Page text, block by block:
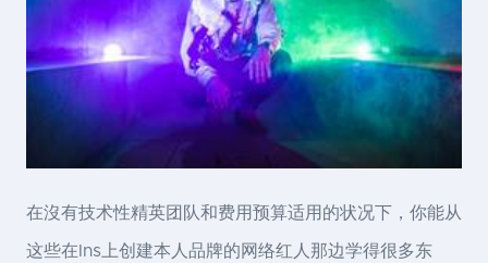
在沒有技术性精英团队和费用预算适用的状况下，你能从
这些在Ins上创建本人品牌的网络红人那边学得很多东